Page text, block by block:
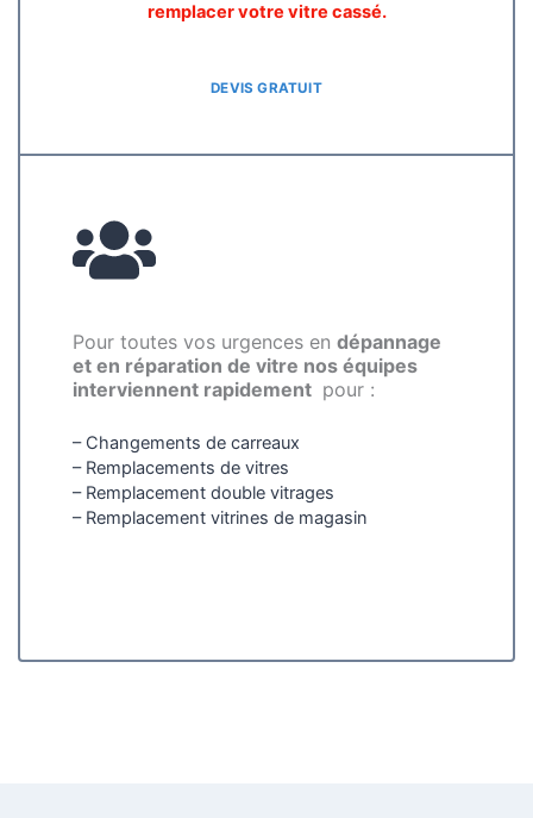
remplacer votre vitre cassé.
DEVIS GRATUIT
Pour toutes vos urgences en dépannage
et en réparation de vitre nos équipes
interviennent rapidement pour :
– Changements de carreaux
– Remplacements de vitres
– Remplacement double vitrages
– Remplacement vitrines de magasin